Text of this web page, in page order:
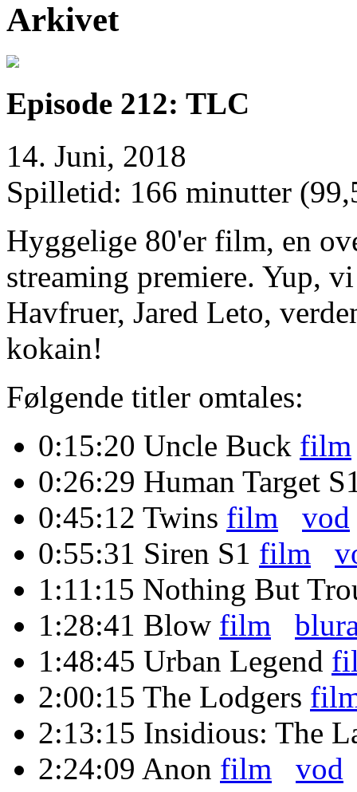
Arkivet
Episode 212: TLC
14. Juni, 2018
Spilletid: 166 minutter
Hyggelige 80'er film, en
streaming premiere. Yup,
Havfruer, Jared Leto,
kokain!
Følgende titler omtales:
0:15:20 Uncle Buck film
0:26:29 Human Target
0:45:12 Twins film
vod
0:55:31 Siren S1 film
1:11:15 Nothing But
1:28:41 Blow film
1:48:45 Urban Legend
2:00:15 The Lodgers
2:13:15 Insidious: The
2:24:09 Anon film
vod